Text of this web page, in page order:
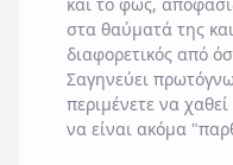
στα θαύματά της
διαφορετικός από
Σαγηνεύει
περιμένετε να
να είναι ακόμα